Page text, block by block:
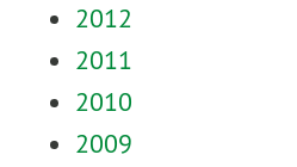
2012
2011
2010
2009